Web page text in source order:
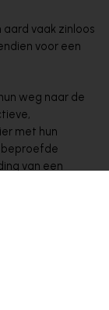
vaak zinloos
voor een
weg naar de
met hun
beproefde
van een